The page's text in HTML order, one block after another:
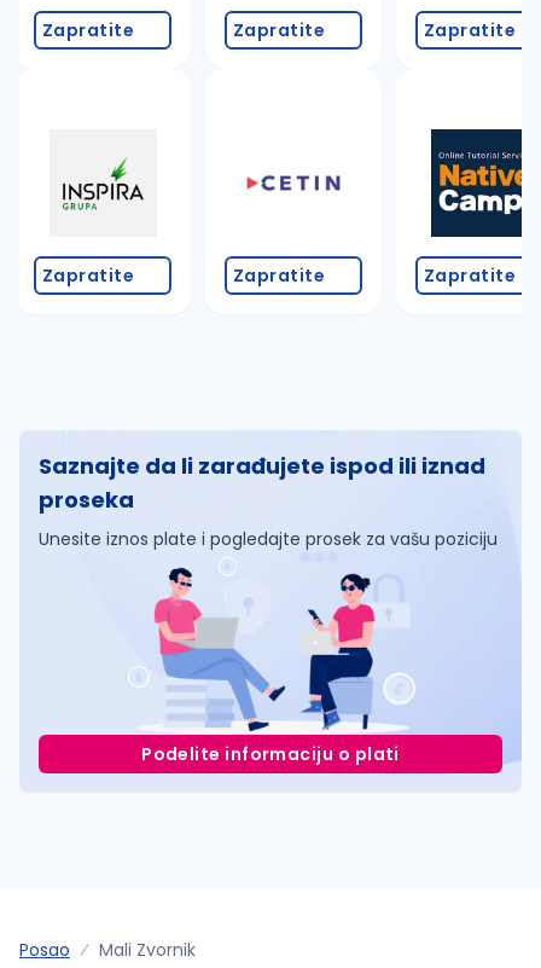
promenite odabrane filtere pretrage
Zapratite
Zapratite
Zapratite
Zapratite
Zapratite
Zapratite
Saznajte da li zarađujete ispod ili iznad
proseka
Unesite iznos plate i pogledajte prosek za vašu poziciju
Podelite informaciju o plati
Posao Mali Zvornik